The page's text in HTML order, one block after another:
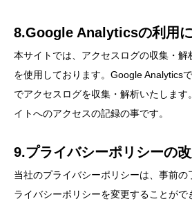
8.Google Analyticsの利用
本サイトでは、アクセスログの収集・解
を使用しております。Google Analytics
でアクセスログを収集・解析いたしま
イトへのアクセスの記録の事です。
9.プライバシーポリシーの
当社のプライバシーポリシーは、事前
ライバシーポリシーを変更することがで